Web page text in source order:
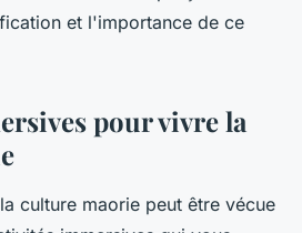
et l'importance de ce
pour vivre la
culture maorie peut être vécue